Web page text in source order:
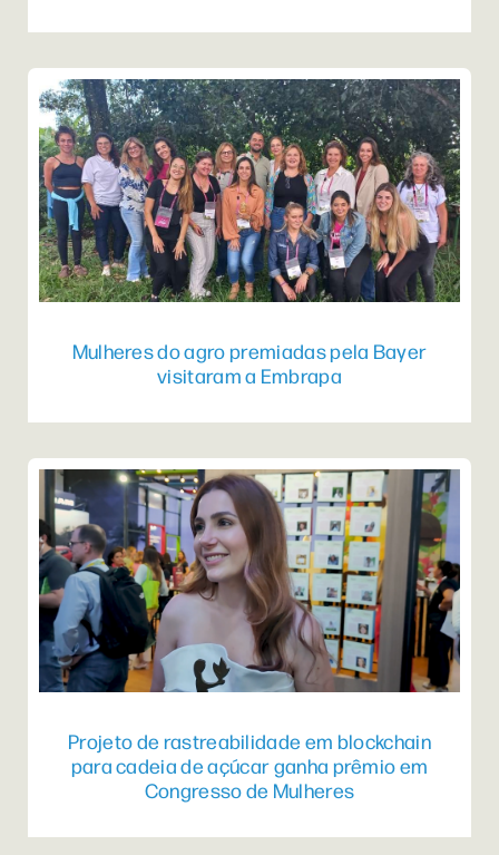
Mulheres do agro premiadas pela Bayer
visitaram a Embrapa
Projeto de rastreabilidade em blockchain
para cadeia de açúcar ganha prêmio em
Congresso de Mulheres